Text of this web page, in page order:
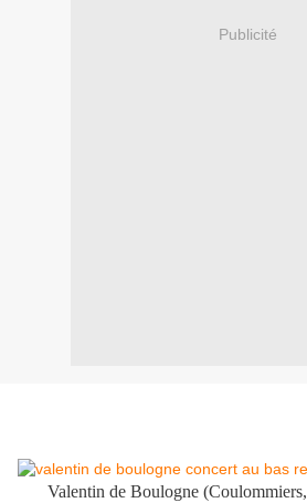
Publicité
Valentin de Boulogne